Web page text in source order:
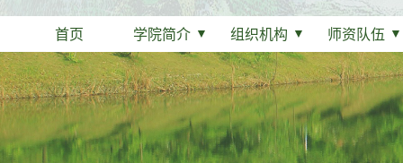
首页 学院简介 ▼ 组织机构 ▼ 师资队伍 ▼